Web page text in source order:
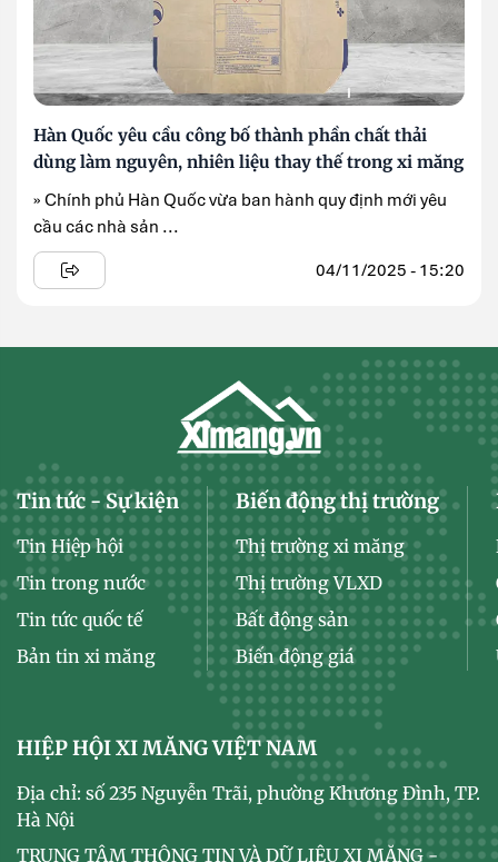
Hàn Quốc yêu cầu công bố thành phần chất thải
dùng làm nguyên, nhiên liệu thay thế trong xi măng
» Chính phủ Hàn Quốc vừa ban hành quy định mới yêu
cầu các nhà sản ...
04/11/2025 - 15:20
Tin tức - Sự kiện
Tin Hiệp hội
Tin trong nước
Tin tức quốc tế
Bản tin xi măng
Biến động thị trường
Thị trường xi măng
Thị trường VLXD
Bất động sản
Biến động giá
HIỆP HỘI XI MĂNG VIỆT NAM
Địa chỉ: số 235 Nguyễn Trãi, phường Khương Đình, TP.
Hà Nội
TRUNG TÂM THÔNG TIN VÀ DỮ LIỆU XI MĂNG -